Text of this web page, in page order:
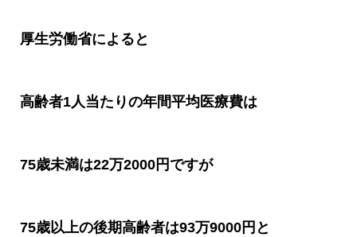
厚生労働省によると
高齢者1人当たりの年間平均医療費は
75歳未満は22万2000円ですが
75歳以上の後期高齢者は93万9000円と